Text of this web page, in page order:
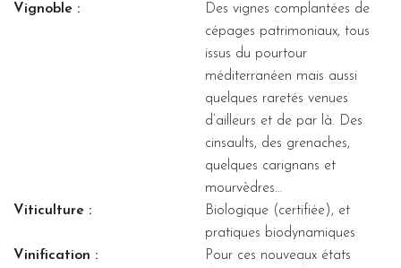
Vignoble :
Des vignes complantées de
cépages patrimoniaux, tous
issus du pourtour
méditerranéen mais aussi
quelques raretés venues
d’ailleurs et de par là. Des
cinsaults, des grenaches,
quelques carignans et
mourvèdres…
Viticulture :
Biologique (certifiée), et
pratiques biodynamiques
Vinification :
Pour ces nouveaux états